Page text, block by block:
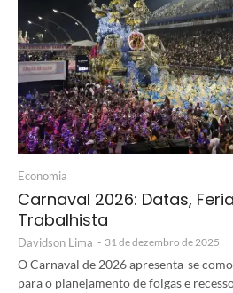
Economia
Carnaval 2026: Datas,
Trabalhista
Davidson Lima - 31 de dezembro de 2025
O Carnaval de 2026 apresenta-se
para o planejamento de folgas e